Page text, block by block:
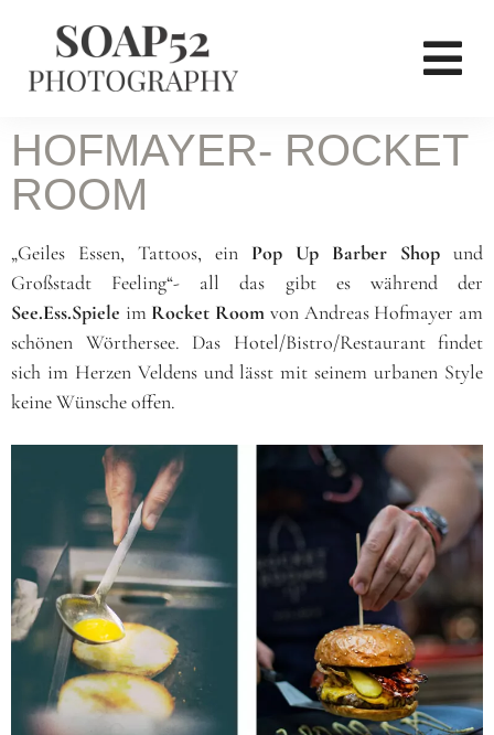
HOFMAYER- ROCKET
ROOM
„Geiles Essen, Tattoos, ein Pop Up Barber Shop und
Großstadt Feeling“- all das gibt es während der
See.Ess.Spiele im Rocket Room von Andreas Hofmayer am
schönen Wörthersee. Das Hotel/Bistro/Restaurant findet
sich im Herzen Veldens und lässt mit seinem urbanen Style
keine Wünsche offen.